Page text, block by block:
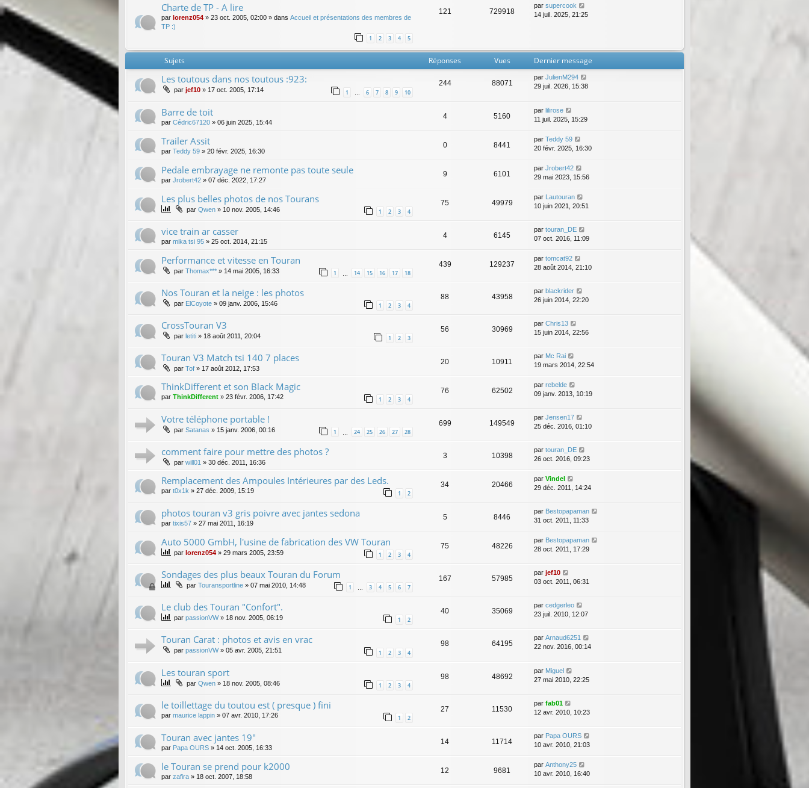
Charte de TP - A lire
par lorenz054 » 23 oct. 2005, 02:00 » dans Accueil et présentations des membres de
TP :)
1 2 3 4 5
121 729918
par supercook
14 juil. 2025, 21:25
Sujets Réponses Vues Dernier message
Les toutous dans nos toutous :923:
par jef10 » 17 oct. 2005, 17:14 1 6 7 8 9 10
244 88071
par JulienM294
29 juil. 2026, 15:38
Barre de toit
par Cédric67120 » 06 juin 2025, 15:44
4 5160
par lilirose
11 juil. 2025, 15:29
Trailer Assit
par Teddy 59 » 20 févr. 2025, 16:30
0 8441
par Teddy 59
20 févr. 2025, 16:30
Pedale embrayage ne remonte pas toute seule
par Jrobert42 » 07 déc. 2022, 17:27
9 6101
par Jrobert42
29 mai 2023, 15:56
Les plus belles photos de nos Tourans
par Qwen » 10 nov. 2005, 14:46 1 2 3 4
75 49979
par Lautouran
10 juin 2021, 20:51
vice train ar casser
par mika tsi 95 » 25 oct. 2014, 21:15
4 6145
par touran_DE
07 oct. 2016, 11:09
Performance et vitesse en Touran
par Thomax*** » 14 mai 2005, 16:33 1 14 15 16 17 18
439 129237
par tomcat92
28 août 2014, 21:10
Nos Touran et la neige : les photos
par ElCoyote » 09 janv. 2006, 15:46 1 2 3 4
88 43958
par blackrider
26 juin 2014, 22:20
CrossTouran V3
par letiti » 18 août 2011, 20:04 1 2 3
56 30969
par Chris13
15 juin 2014, 22:56
Touran V3 Match tsi 140 7 places
par Tof » 17 août 2012, 17:53
20 10911
par Mc Rai
19 mars 2014, 22:54
ThinkDifferent et son Black Magic
par ThinkDifferent » 23 févr. 2006, 17:42 1 2 3 4
76 62502
par rebelde
09 janv. 2013, 10:19
Votre téléphone portable !
par Satanas » 15 janv. 2006, 00:16 1 … 24 25 26 27 28
699 149549
par Jensen17
25 déc. 2016, 01:10
comment faire pour mettre des photos ?
par will01 » 30 déc. 2011, 16:36
3 10398
par touran_DE
26 oct. 2016, 09:23
Remplacement des Ampoules Intérieures par des Leds.
par t0x1k » 27 déc. 2009, 15:19 1 2
34 20466
par Vindel
29 déc. 2011, 14:24
photos touran v3 gris poivre avec jantes sedona
par tixis57 » 27 mai 2011, 16:19
5 8446
par Bestopapaman
31 oct. 2011, 11:33
Auto 5000 GmbH, l'usine de fabrication des VW Touran
par lorenz054 » 29 mars 2005, 23:59 1 2 3 4
75 48226
par Bestopapaman
28 oct. 2011, 17:29
Sondages des plus beaux Touran du Forum
par Touransportline » 07 mai 2010, 14:48 1 … 3 4 5 6 7
167 57985
par jef10
03 oct. 2011, 06:31
Le club des Touran "Confort".
par passionVW» 18 nov. 2005, 06:19 1 2
40 35069
par cedgerleo
23 juil. 2010, 12:07
Touran Carat : photos et avis en vrac
par passionVW» 05 avr. 2005, 21:51 1 2 3 4
98 64195
par Arnaud6251
22 nov. 2016, 00:14
Les touran sport
par Qwen » 18 nov. 2005, 08:46 1 2 3 4
98 48692
par Miguel
27 mai 2010, 22:25
le toillettage du toutou est ( presque ) fini
par maurice lappin » 07 avr. 2010, 17:26 1 2
27 11530
par fab01
12 avr. 2010, 10:23
Touran avec jantes 19"
par Papa OURS » 14 oct. 2005, 16:33
14 11714
par Papa OURS
10 avr. 2010, 21:03
le Touran se prend pour k2000
par zafira » 18 oct. 2007, 18:58
12 9681
par Anthony25
10 avr. 2010, 16:40